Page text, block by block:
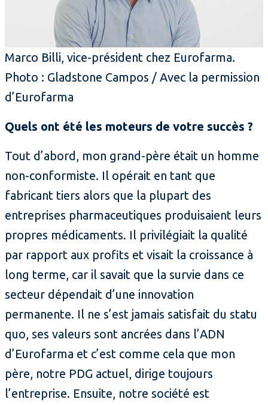
Marco Billi, vice-président chez Eurofarma.
Photo : Gladstone Campos / Avec la permission
d’Eurofarma
Quels ont été les moteurs de votre succès ?
Tout d’abord, mon grand-père était un homme
non-conformiste. Il opérait en tant que
fabricant tiers alors que la plupart des
entreprises pharmaceutiques produisaient leurs
propres médicaments. Il privilégiait la qualité
par rapport aux profits et visait la croissance à
long terme, car il savait que la survie dans ce
secteur dépendait d’une innovation
permanente. Il ne s’est jamais satisfait du statu
quo, ses valeurs sont ancrées dans l’ADN
d’Eurofarma et c’est comme cela que mon
père, notre PDG actuel, dirige toujours
l’entreprise. Ensuite, notre société est